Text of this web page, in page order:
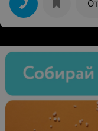
мои ожидания!
и здоровые!